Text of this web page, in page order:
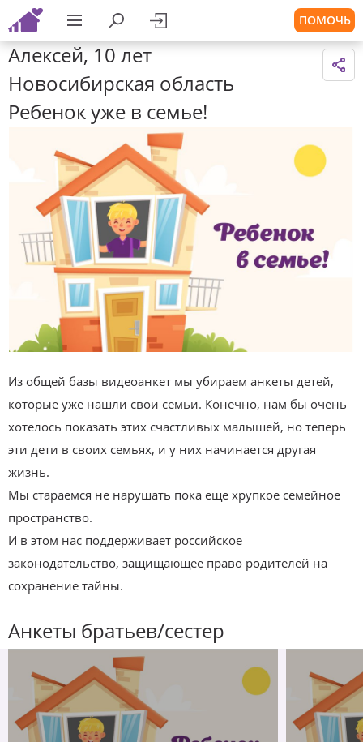
ПОМОЧЬ
Алексей, 10 лет
Новосибирская область
Ребенок уже в семье!
Из общей базы видеоанкет мы убираем анкеты детей,
которые уже нашли свои семьи. Конечно, нам бы очень
хотелось показать этих счастливых малышей, но теперь
эти дети в своих семьях, и у них начинается другая
жизнь.
Мы стараемся не нарушать пока еще хрупкое семейное
пространство.
И в этом нас поддерживает российское
законодательство, защищающее право родителей на
сохранение тайны.
Анкеты братьев/сестер